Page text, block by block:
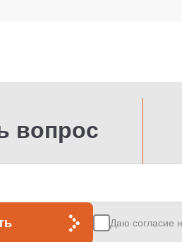
вопрос
Даю согласие